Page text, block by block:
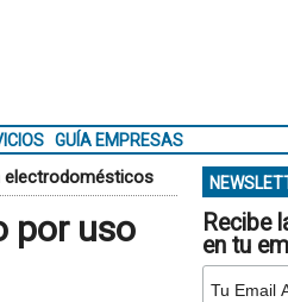
GUÍA EMPRESAS
electrodomésticos
por uso
Recibe
en tu